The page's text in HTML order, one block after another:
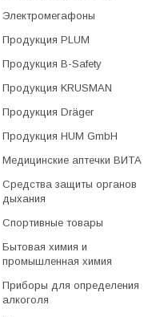
Электромегафоны
Продукция PLUM
Продукция B-Safety
Продукция KRUSMAN
Продукция Dräger
Продукция HUM GmbH
Медицинские аптечки ВИТА
Средства защиты органов
дыхания
Спортивные товары
Бытовая химия и
промышленная химия
Приборы для определения
алкоголя